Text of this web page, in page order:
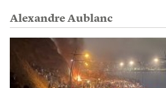
Alexandre Aublanc